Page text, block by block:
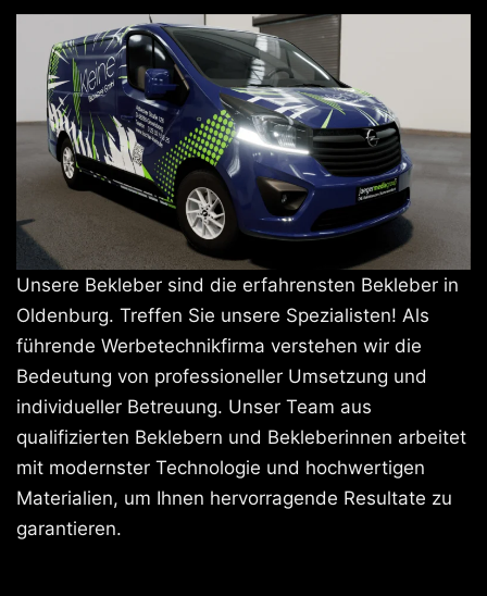
Unsere Bekleber sind die erfahrensten Bekleber in
Oldenburg. Treffen Sie unsere Spezialisten! Als
führende Werbetechnikfirma verstehen wir die
Bedeutung von professioneller Umsetzung und
individueller Betreuung. Unser Team aus
qualifizierten Beklebern und Bekleberinnen arbeitet
mit modernster Technologie und hochwertigen
Materialien, um Ihnen hervorragende Resultate zu
garantieren.